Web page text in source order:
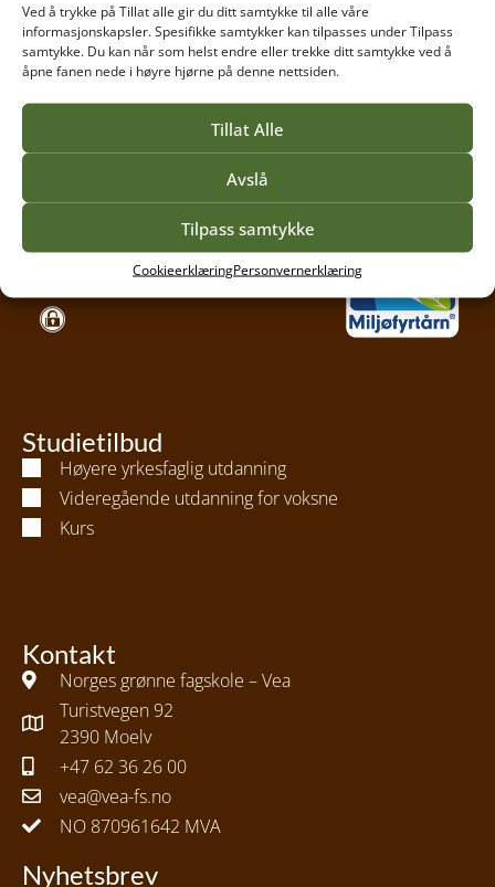
Ved å trykke på Tillat alle gir du ditt samtykke til alle våre
informasjonskapsler. Spesifikke samtykker kan tilpasses under Tilpass
samtykke. Du kan når som helst endre eller trekke ditt samtykke ved å
åpne fanen nede i høyre hjørne på denne nettsiden.
Tillat Alle
Avslå
Tilpass samtykke
CookieerklæringPersonvernerklæring
Vea tilbyr høyere yrkesfaglig utdanning for gartnere,
anleggsgartnere, blomsterdekoratører og mange
andre håndverksfag. Vi har studenter som ønsker
spesialkompetanse og utvikling innen sitt fagområde
og derfor tilbyr vi fleksible utdanninger.
Studietilbud
Høyere yrkesfaglig utdanning
Videregående utdanning for voksne
Kurs
Kontakt
Norges grønne fagskole – Vea
Turistvegen 92
2390 Moelv
+47 62 36 26 00
vea@vea-fs.no
NO 870961642 MVA
Nyhetsbrev